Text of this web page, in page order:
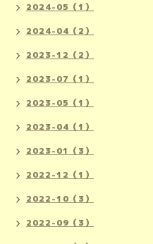
2024-05（1）
2024-04（2）
2023-12（2）
2023-07（1）
2023-05（1）
2023-04（1）
2023-01（3）
2022-12（1）
2022-10（3）
2022-09（3）